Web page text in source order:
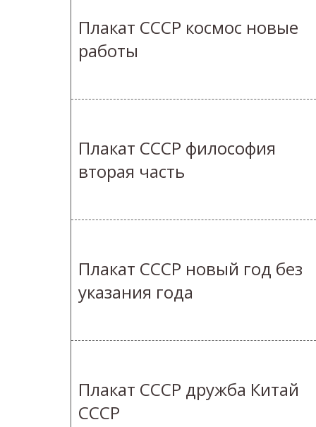
Плакат СССР космос новые
работы
Плакат СССР философия
вторая часть
Плакат СССР новый год без
указания года
Плакат СССР дружба Китай
СССР